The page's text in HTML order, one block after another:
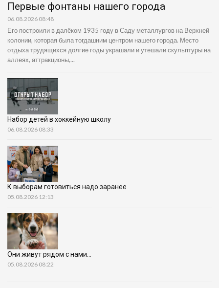
Первые фонтаны нашего города
06.08.2026 08:48
Его построили в далёком 1935 году в Саду металлургов на Верхней
колонии, которая была тогдашним центром нашего города. Место
отдыха трудящихся долгие годы украшали и утешали скульптуры на
аллеях, аттракционы,...
Набор детей в хоккейную школу
06.08.2026 08:33
К выборам готовиться надо заранее
05.08.2026 12:13
Они живут рядом с нами…
05.08.2026 08:22